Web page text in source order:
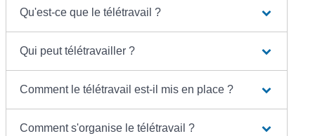
Qu'est-ce que le télétravail ?
Qui peut télétravailler ?
Comment le télétravail est-il mis en place ?
Comment s'organise le télétravail ?